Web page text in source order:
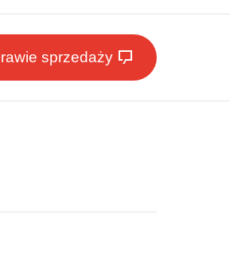
sprzedaży